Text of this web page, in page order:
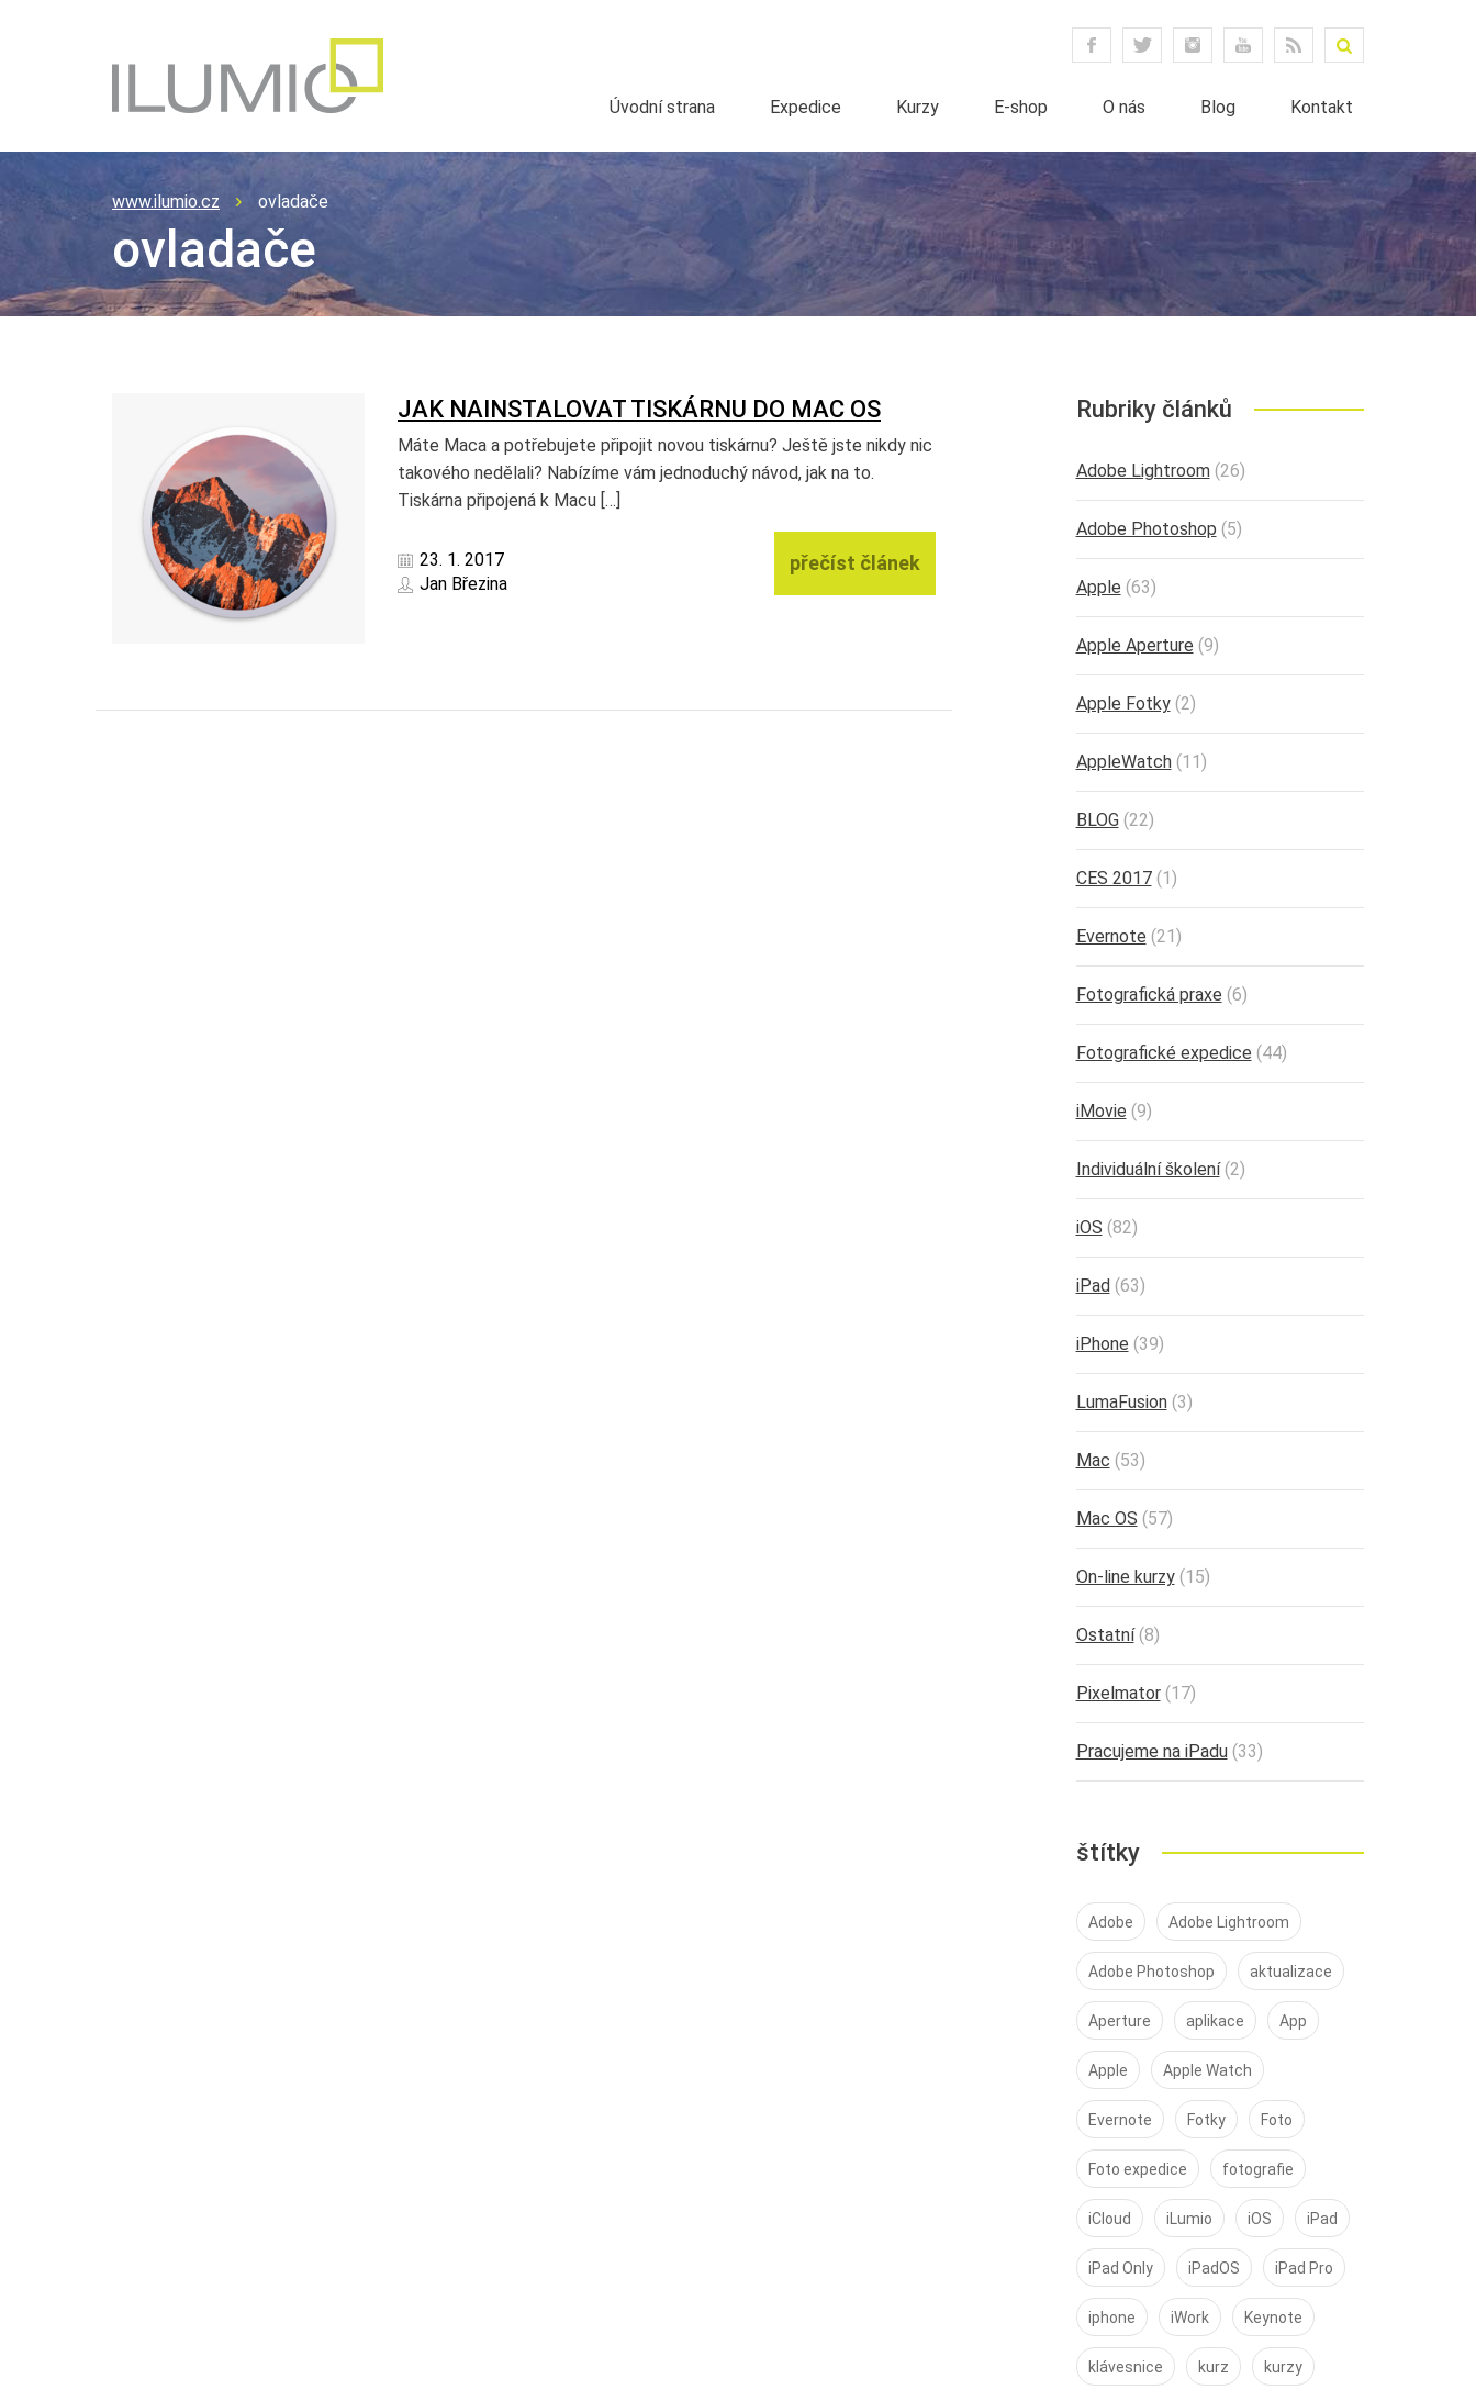
Úvodní strana Expedice Kurzy E-shop O nás Blog Kontakt
www.ilumio.cz ovladače
ovladače
JAK NAINSTALOVAT TISKÁRNU DO MAC OS
Máte Maca a potřebujete připojit novou tiskárnu? Ještě jste nikdy nic
takového nedělali? Nabízíme vám jednoduchý návod, jak na to.
Tiskárna připojená k Macu […]
23. 1. 2017
Jan Březina
přečíst článek
Rubriky článků
Adobe Lightroom(26)
Adobe Photoshop (5)
Apple (63)
Apple Aperture (9)
Apple Fotky(2)
AppleWatch(11)
BLOG(22)
CES 2017(1)
Evernote (21)
Fotografická praxe (6)
Fotografické expedice (44)
iMovie (9)
Individuální školení(2)
iOS (82)
iPad(63)
iPhone (39)
LumaFusion(3)
Mac (53)
Mac OS (57)
On-line kurzy(15)
Ostatní(8)
Pixelmator(17)
Pracujeme na iPadu(33)
štítky
Adobe Adobe Lightroom
Adobe Photoshop aktualizace
Aperture aplikace App
Apple Apple Watch
Evernote Fotky Foto
Foto expedice fotografie
iCloud iLumio iOS iPad
iPad Only iPadOS iPad Pro
iphone iWork Keynote
klávesnice kurz kurzy